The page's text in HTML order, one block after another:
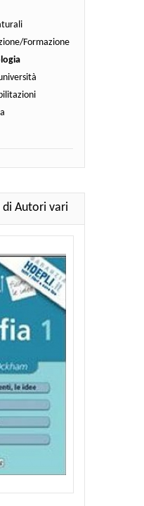
Formazione
di Autori vari